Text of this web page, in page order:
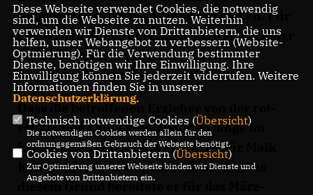
Ansprechpartner zur Verfügung stehen. Für
die bei den Kommunen angestellten Erzieher
stellt sich zudem die Frage, wie ihre
berufliche Perspekive aussieht.
Dass die betroffenen Erzieher von der rot-
rot-grünen Landesregierung so lange im
Ungewissen gelassen werden, ist für Maik
Kowalleck ein untragbarer Zustand. Aus
diesem Grund bereitete er für das März-
Diese Webseite verwendet Cookies, die notwendig
sind, um die Webseite zu nutzen. Weiterhin
verwenden wir Dienste von Drittanbietern, die uns
helfen, unser Webangebot zu verbessern (Website-
Optmierung). Für die Verwendung bestimmter
Dienste, benötigen wir Ihre Einwilligung. Ihre
Einwilligung können Sie jederzeit widerrufen. Weitere
Informationen finden Sie in unserer
Datenschutzerklärung.
Technisch notwendige Cookies (Übersicht)
Die notwendigen Cookies werden allein für den
ordnungsgemäßen Gebrauch der Webseite benötigt.
Cookies von Drittanbietern (Übersicht)
Zur Optimierung unserer Webseite binden wir Dienste und
Angebote von Drittanbietern ein.